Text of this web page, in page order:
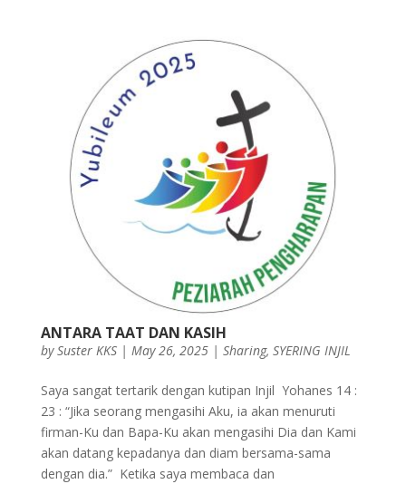
ANTARA TAAT DAN KASIH
bySuster KKS| May 26, 2025| Sharing, SYERING INJIL
Saya sangat tertarik dengan kutipan Injil Yohanes 14 :
23 : “Jika seorang mengasihi Aku, ia akan menuruti
firman-Ku dan Bapa-Ku akan mengasihi Dia dan Kami
akan datang kepadanya dan diam bersama-sama
dengan dia.” Ketika saya membaca dan